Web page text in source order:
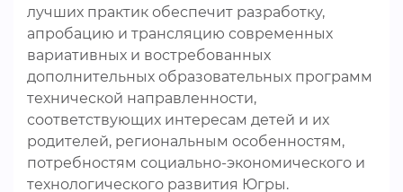
лучших практик обеспечит разработку,
апробацию и трансляцию современных
вариативных и востребованных
дополнительных образовательных программ
технической направленности,
соответствующих интересам детей и их
родителей, региональным особенностям,
потребностям социально-экономического и
технологического развития Югры.